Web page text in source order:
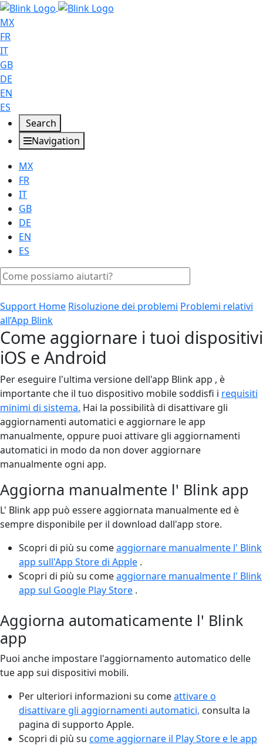
MX
FR
IT
GB
DE
EN
ES
Search
Navigation
MX
FR
IT
GB
DE
EN
ES
Support Home Risoluzione dei problemi Problemi relativi
all’App Blink
Come aggiornare i tuoi dispositivi
iOS e Android
Per eseguire l'ultima versione dell'app Blink app , è
importante che il tuo dispositivo mobile soddisfi i requisiti
minimi di sistema. Hai la possibilità di disattivare gli
aggiornamenti automatici e aggiornare le app
manualmente, oppure puoi attivare gli aggiornamenti
automatici in modo da non dover aggiornare
manualmente ogni app.
Aggiorna manualmente l' Blink app
L' Blink app può essere aggiornata manualmente ed è
sempre disponibile per il download dall'app store.
Scopri di più su comeaggiornare manualmente l' Blink
app sull'App Store di Apple .
Scopri di più su comeaggiornare manualmente l' Blink
app sul Google Play Store .
Aggiorna automaticamente l' Blink
app
Puoi anche impostare l'aggiornamento automatico delle
tue app sui dispositivi mobili.
Per ulteriori informazioni su comeattivare o
disattivare gli aggiornamenti automatici, consulta la
pagina di supporto Apple.
Scopri di più su come aggiornare il Play Store e le app